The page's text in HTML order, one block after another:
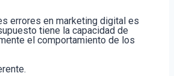
errores en marketing digital es
tiene la capacidad de
el comportamiento de los